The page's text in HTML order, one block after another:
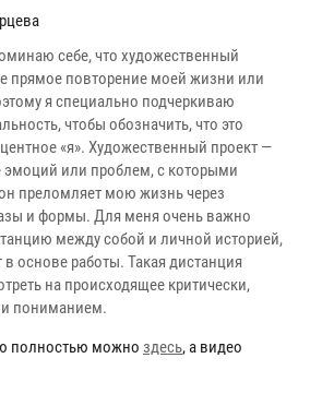
себе, что художественный
прямое повторение моей жизни или
я специально подчеркиваю
чтобы обозначить, что это
«я». Художественный проект —
эмоций или проблем, с которыми
преломляет мою жизнь через
и формы. Для меня очень важно
между собой и личной историей,
в основе работы. Такая дистанция
на происходящее критически,
пониманием.
полностью можно здесь, а видео